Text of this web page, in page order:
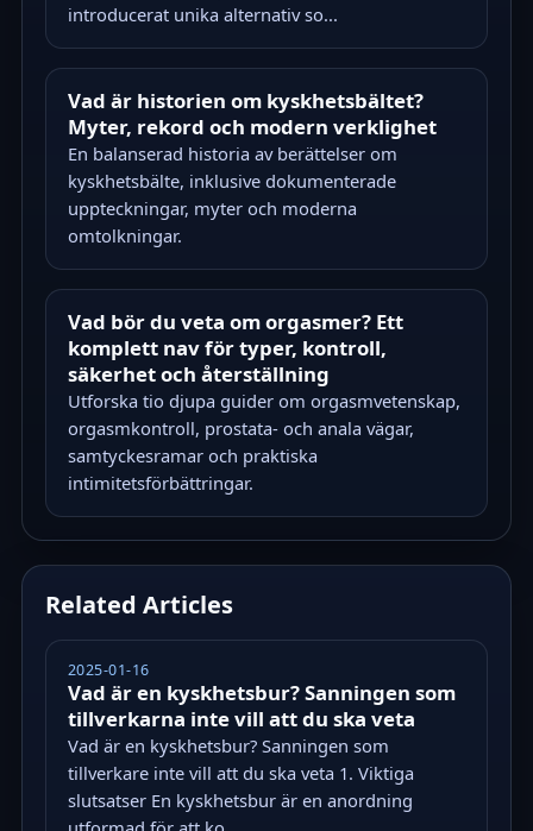
introducerat unika alternativ so...
Vad är historien om kyskhetsbältet?
Myter, rekord och modern verklighet
En balanserad historia av berättelser om
kyskhetsbälte, inklusive dokumenterade
uppteckningar, myter och moderna
omtolkningar.
Vad bör du veta om orgasmer? Ett
komplett nav för typer, kontroll,
säkerhet och återställning
Utforska tio djupa guider om orgasmvetenskap,
orgasmkontroll, prostata- och anala vägar,
samtyckesramar och praktiska
intimitetsförbättringar.
Related Articles
2025-01-16
Vad är en kyskhetsbur? Sanningen som
tillverkarna inte vill att du ska veta
Vad är en kyskhetsbur? Sanningen som
tillverkare inte vill att du ska veta 1. Viktiga
slutsatser En kyskhetsbur är en anordning